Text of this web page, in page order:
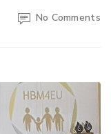
No Comments